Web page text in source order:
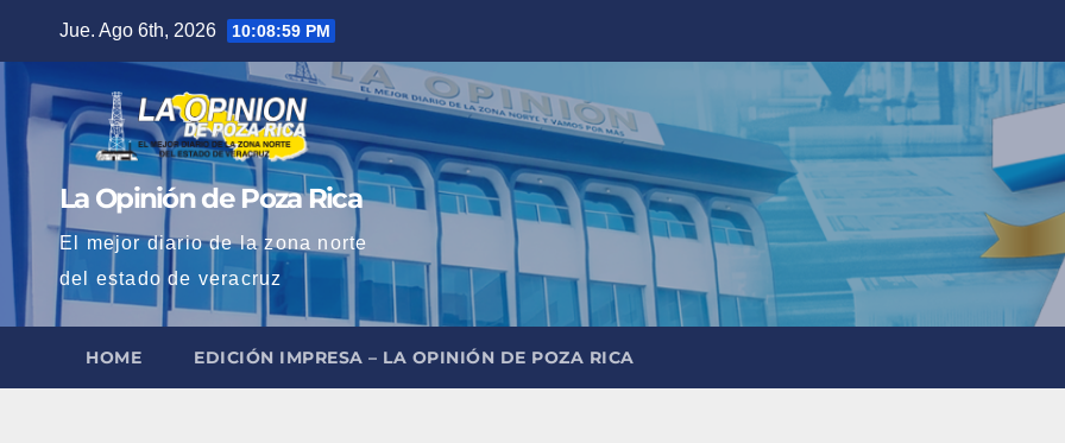
contenido
Jue. Ago 6th, 2026 10:09:00 PM
La Opinión de Poza Rica
El mejor diario de la zona norte
del estado de veracruz
HOME EDICIÓN IMPRESA – LA OPINIÓN DE POZA RICA